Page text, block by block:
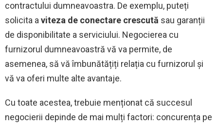
contractului dumneavoastra. De exemplu, puteți
solicita a viteza de conectare crescută sau garanții
de disponibilitate a serviciului. Negocierea cu
furnizorul dumneavoastră vă va permite, de
asemenea, să vă îmbunătățiți relația cu furnizorul și
vă va oferi multe alte avantaje.
Cu toate acestea, trebuie menționat că succesul
negocierii depinde de mai mulți factori: concurența pe